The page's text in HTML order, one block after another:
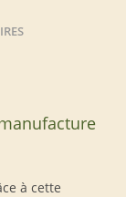
à cette